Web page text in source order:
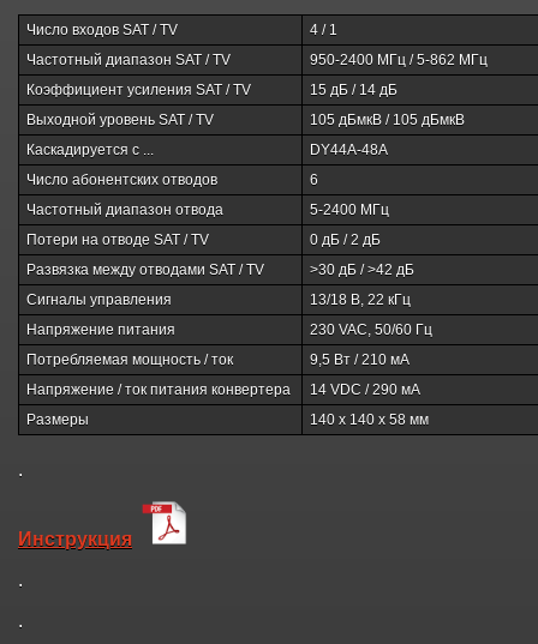
Число входов SAT / TV
4 / 1
Частотный диапазон SAT / TV
950-2400 МГц / 5-862 МГц
Коэффициент усиления SAT / TV
15 дБ / 14 дБ
Выходной уровень SAT / TV
105 дБмкВ / 105 дБмкВ
Каскадируется с ...
DY44A-48A
Число абонентских отводов
6
Частотный диапазон отвода
5-2400 МГц
Потери на отводе SAT / TV
0 дБ / 2 дБ
Развязка между отводами SAT / TV
>30 дБ / >42 дБ
Сигналы управления
13/18 В, 22 кГц
Напряжение питания
230 VAC, 50/60 Гц
Потребляемая мощность / ток
9,5 Вт / 210 мА
Напряжение / ток питания конвертера
14 VDC / 290 мА
Размеры
140 х 140 х 58 мм
.
Инструкция
.
.